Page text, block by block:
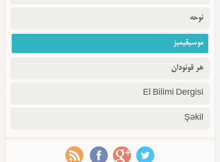
نوحه
موسیقیمیز
هر قونودان
El Bilimi Dergisi
Şəkil